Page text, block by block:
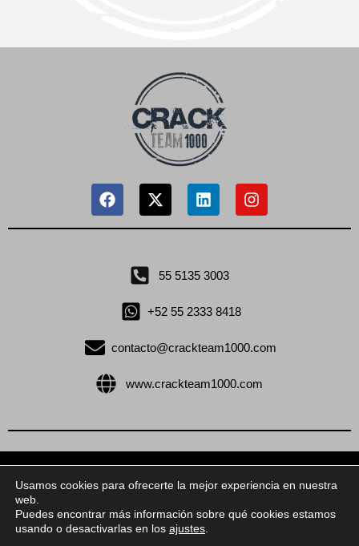
F
a
X
-
e
r
L
i
d
n
I
n
55 5135 3003
+52 55 2333 8418
contacto@crackteam1000.com
www.crackteam1000.com
derechos reservados
Aviso de privacidad
Usamos cookies para ofrecerte la mejor experiencia en nuestra
web.
Puedes encontrar más información sobre qué cookies estamos
usando o desactivarlas en los ajustes